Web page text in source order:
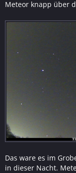
Meteor knapp über
Das ware es im
in dieser Nacht.